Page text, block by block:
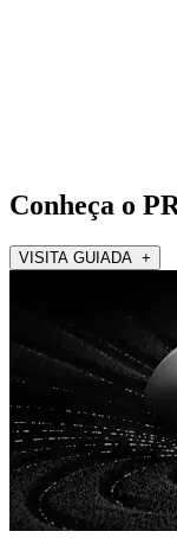
Conheça o
VISITA GUIADA +